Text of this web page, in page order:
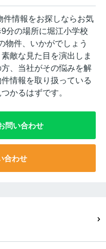
件情報をお探しならお気
分の場所に堀江小学校
物件、いかがでしょう
敵な見た目を演出しま
、当社がその悩みを解
情報を取り扱っている
かるはずです。
問い合わせ
合わせ